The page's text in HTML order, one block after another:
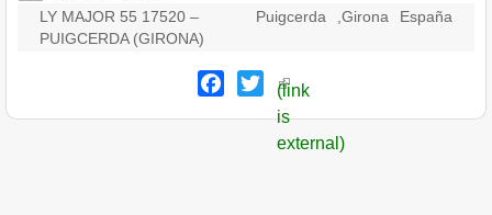
LY MAJOR 55 17520 –
PUIGCERDA (GIRONA)
Puigcerda Girona España
Facebook
Twitter
(link
is
external)